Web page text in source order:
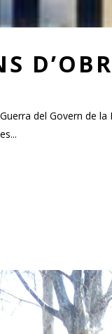
del Govern de